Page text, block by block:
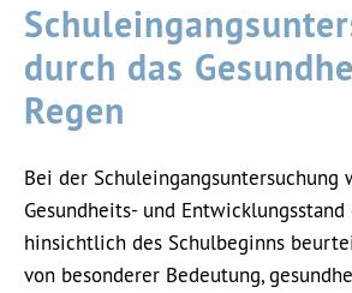
durch das
Regen
Bei der Schuleingangsuntersuchung
Gesundheits- und
hinsichtlich des Schulbeginns
von besonderer Bedeutung,